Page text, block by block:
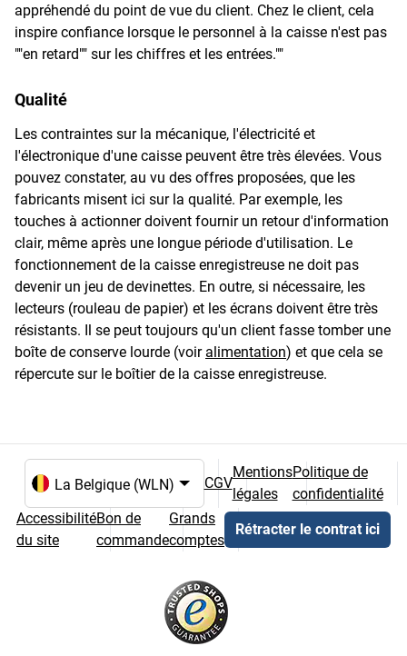
appréhendé du point de vue du client. Chez le client, cela
inspire confiance lorsque le personnel à la caisse n'est pas
""en retard"" sur les chiffres et les entrées.""
Qualité
Les contraintes sur la mécanique, l'électricité et
l'électronique d'une caisse peuvent être très élevées. Vous
pouvez constater, au vu des offres proposées, que les
fabricants misent ici sur la qualité. Par exemple, les
touches à actionner doivent fournir un retour d'information
clair, même après une longue période d'utilisation. Le
fonctionnement de la caisse enregistreuse ne doit pas
devenir un jeu de devinettes. En outre, si nécessaire, les
lecteurs (rouleau de papier) et les écrans doivent être très
résistants. Il se peut toujours qu'un client fasse tomber une
boîte de conserve lourde (voir alimentation) et que cela se
répercute sur le boîtier de la caisse enregistreuse.
Choix de la langue et du pays
CGV
Mentions
légales
Politique de
confidentialité
Accessibilité
du site
Bon de
commande
Grands
comptes
Rétracter le contrat ici